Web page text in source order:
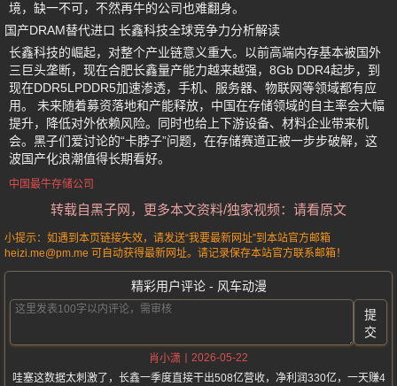
境，缺一不可，不然再牛的公司也难翻身。
国产DRAM替代进口 长鑫科技全球竞争力分析解读
长鑫科技的崛起，对整个产业链意义重大。以前高端内存基本被国外
三巨头垄断，现在合肥长鑫量产能力越来越强，8Gb DDR4起步，到
现在DDR5LPDDR5加速渗透，手机、服务器、物联网等领域都有应
用。 未来随着募资落地和产能释放，中国在存储领域的自主率会大幅
提升，降低对外依赖风险。同时也给上下游设备、材料企业带来机
会。黑子们爱讨论的“卡脖子”问题，在存储赛道正被一步步破解，这
波国产化浪潮值得长期看好。
中国最牛存储公司
转载自黑子网，更多本文资料/独家视频：请看原文
小提示：如遇到本页链接失效，请发送“我要最新网址”到本站官方邮箱
heizi.me@pm.me 可自动获得最新网址。请记录保存本站官方联系邮箱！
精彩用户评论 - 风车动漫
提
交
肖小潇
2026-05-22
哇塞这数据太刺激了，长鑫一季度直接干出508亿营收，净利润330亿，一天赚4